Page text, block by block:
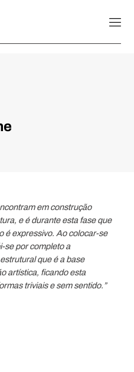
em construção
e é durante esta fase que
é expressivo. Ao colocar-se
se por completo a
que é a base
artística, ficando esta
triviais e sem sentido.”